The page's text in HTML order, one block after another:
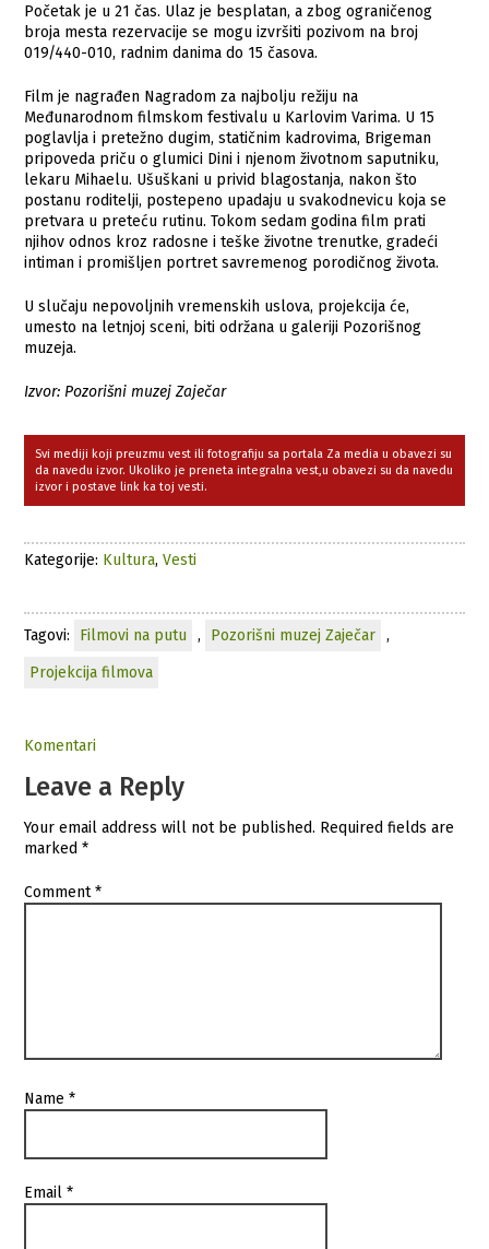
Početak je u 21 čas. Ulaz je besplatan, a zbog ograničenog
broja mesta rezervacije se mogu izvršiti pozivom na broj
019/440-010, radnim danima do 15 časova.
Film je nagrađen Nagradom za najbolju režiju na
Međunarodnom filmskom festivalu u Karlovim Varima. U 15
poglavlja i pretežno dugim, statičnim kadrovima, Brigeman
pripoveda priču o glumici Dini i njenom životnom saputniku,
lekaru Mihaelu. Ušuškani u privid blagostanja, nakon što
postanu roditelji, postepeno upadaju u svakodnevicu koja se
pretvara u preteću rutinu. Tokom sedam godina film prati
njihov odnos kroz radosne i teške životne trenutke, gradeći
intiman i promišljen portret savremenog porodičnog života.
U slučaju nepovoljnih vremenskih uslova, projekcija će,
umesto na letnjoj sceni, biti održana u galeriji Pozorišnog
muzeja.
Izvor: Pozorišni muzej Zaječar
Svi mediji koji preuzmu vest ili fotografiju sa portala Za media u obavezi su
da navedu izvor. Ukoliko je preneta integralna vest,u obavezi su da navedu
izvor i postave link ka toj vesti.
Kategorije: Kultura,Vesti
Tagovi: Filmovi na putu , Pozorišni muzej Zaječar
,
Projekcija filmova
Komentari
Leave a Reply
Your email address will not be published. Required fields are
marked*
Comment*
Name*
Email*